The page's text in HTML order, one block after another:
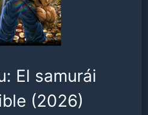
El samurái
(2026)